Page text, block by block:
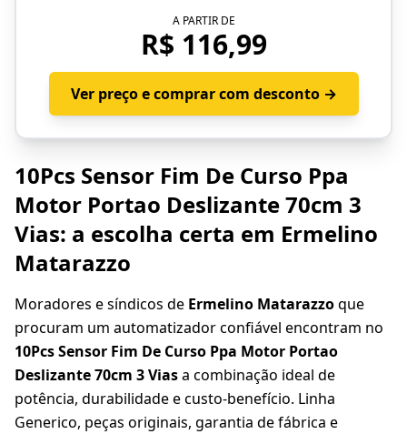
A PARTIR DE
R$ 116,99
Ver preço e comprar com desconto →
10Pcs Sensor Fim De Curso Ppa
Motor Portao Deslizante 70cm 3
Vias: a escolha certa em Ermelino
Matarazzo
Moradores e síndicos de Ermelino Matarazzoque
procuram um automatizador confiável encontram no
10Pcs Sensor Fim De Curso Ppa Motor Portao
Deslizante 70cm 3 Viasa combinação ideal de
potência, durabilidade e custo-benefício. Linha
Generico, peças originais, garantia de fábrica e